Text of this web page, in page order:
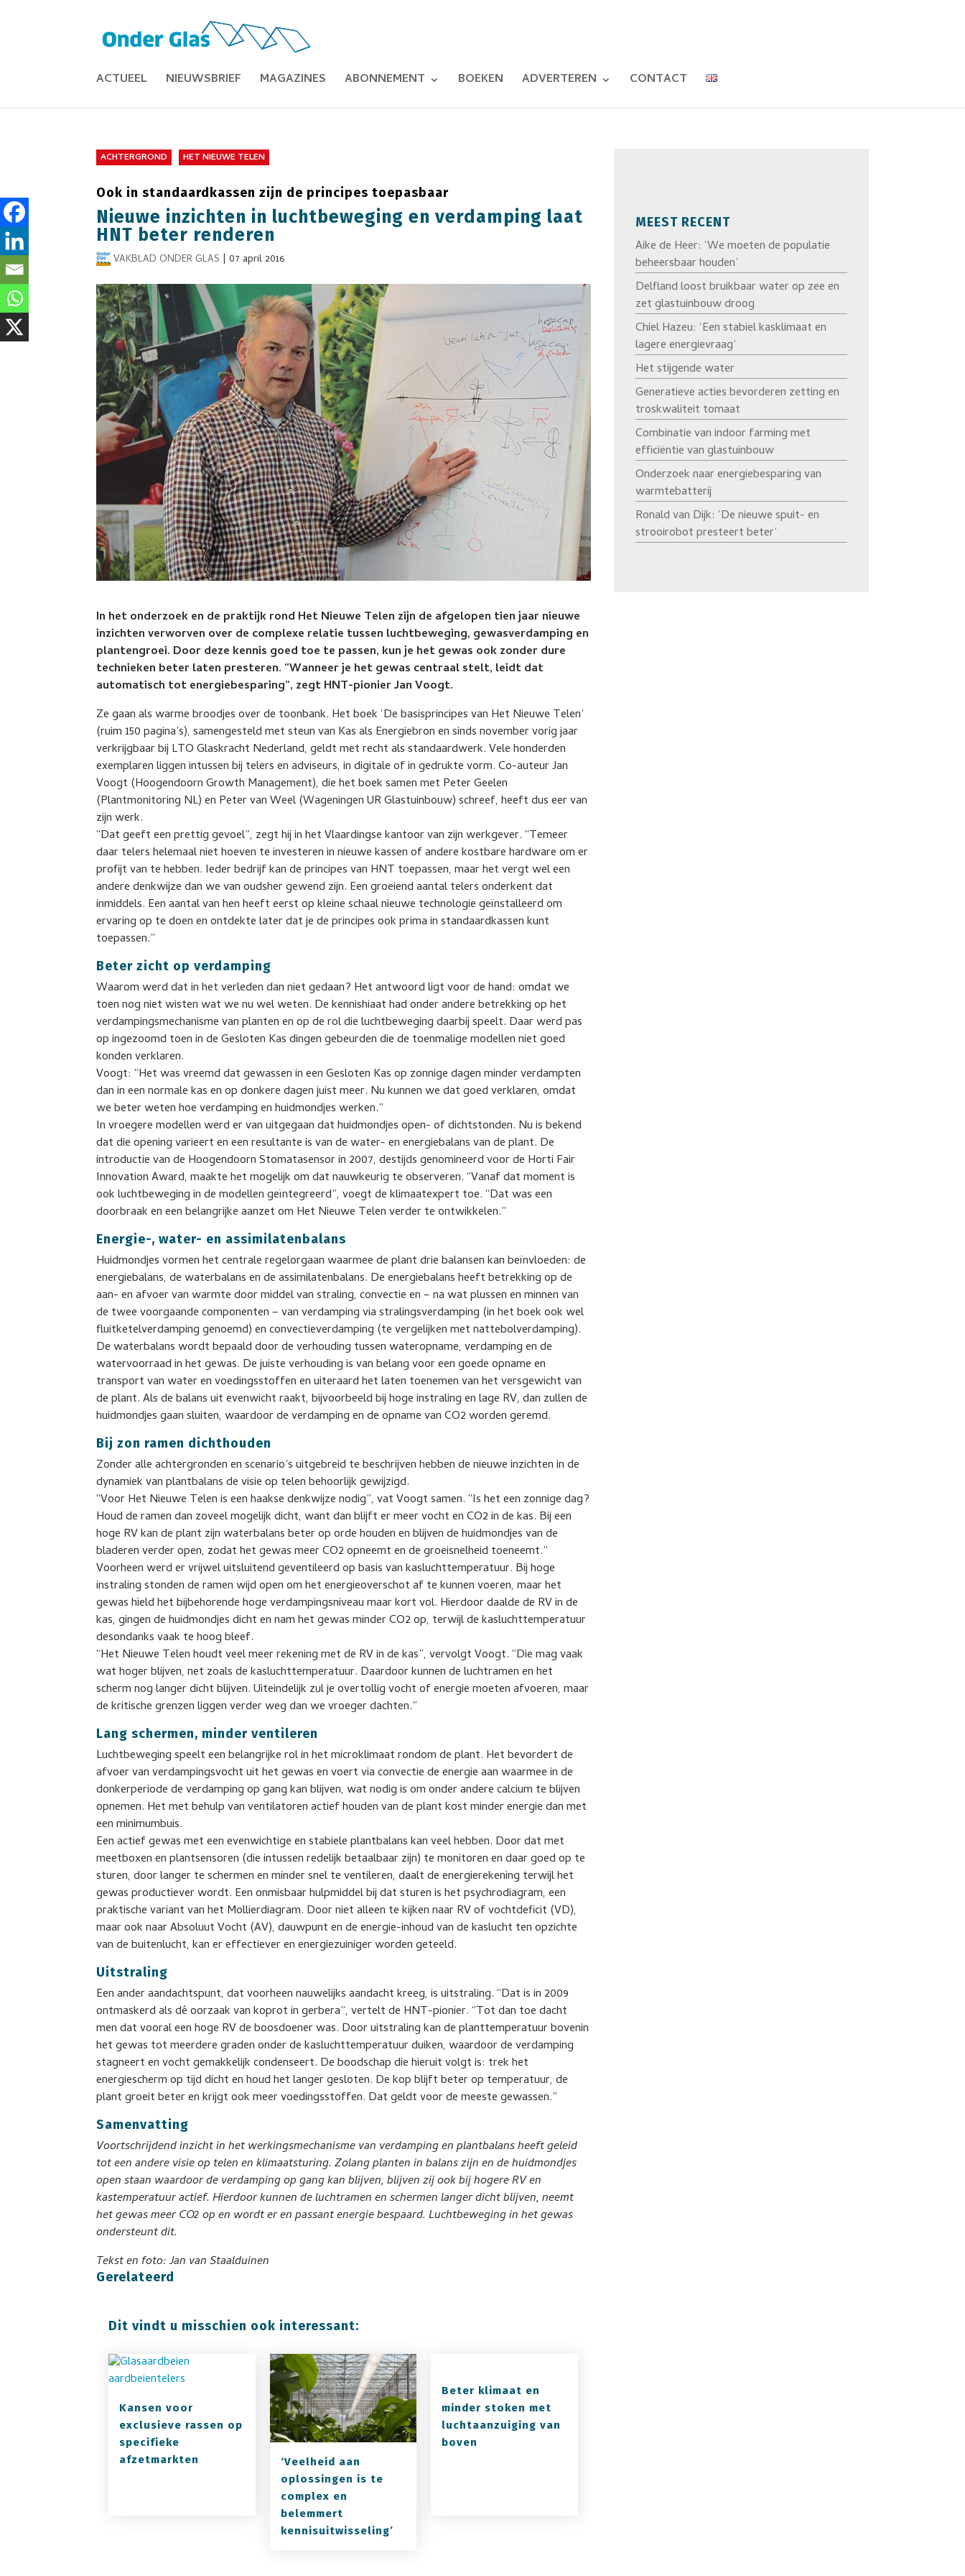
ACTUEEL NIEUWSBRIEF MAGAZINES ABONNEMENT BOEKEN ADVERTEREN CONTACT
ACHTERGROND HET NIEUWE TELEN
Ook in standaardkassen zijn de principes toepasbaar
Nieuwe inzichten in luchtbeweging en verdamping laat
HNT beter renderen
VAKBLAD ONDER GLAS |07 april 2016
In het onderzoek en de praktijk rond Het Nieuwe Telen zijn de afgelopen tien jaar nieuwe
inzichten verworven over de complexe relatie tussen luchtbeweging, gewasverdamping en
plantengroei. Door deze kennis goed toe te passen, kun je het gewas ook zonder dure
technieken beter laten presteren. “Wanneer je het gewas centraal stelt, leidt dat
automatisch tot energiebesparing”, zegt HNT-pionier Jan Voogt.
Ze gaan als warme broodjes over de toonbank. Het boek ‘De basisprincipes van Het Nieuwe Telen’
(ruim 150 pagina’s), samengesteld met steun van Kas als Energiebron en sinds november vorig jaar
verkrijgbaar bij LTO Glaskracht Nederland, geldt met recht als standaardwerk. Vele honderden
exemplaren liggen intussen bij telers en adviseurs, in digitale of in gedrukte vorm. Co-auteur Jan
Voogt (Hoogendoorn Growth Management), die het boek samen met Peter Geelen
(Plantmonitoring NL) en Peter van Weel (Wageningen UR Glastuinbouw) schreef, heeft dus eer van
zijn werk.
“Dat geeft een prettig gevoel”, zegt hij in het Vlaardingse kantoor van zijn werkgever. “Temeer
daar telers helemaal niet hoeven te investeren in nieuwe kassen of andere kostbare hardware om er
profijt van te hebben. Ieder bedrijf kan de principes van HNT toepassen, maar het vergt wel een
andere denkwijze dan we van oudsher gewend zijn. Een groeiend aantal telers onderkent dat
inmiddels. Een aantal van hen heeft eerst op kleine schaal nieuwe technologie geïnstalleerd om
ervaring op te doen en ontdekte later dat je de principes ook prima in standaardkassen kunt
toepassen.”
Beter zicht op verdamping
Waarom werd dat in het verleden dan niet gedaan? Het antwoord ligt voor de hand: omdat we
toen nog niet wisten wat we nu wel weten. De kennishiaat had onder andere betrekking op het
verdampingsmechanisme van planten en op de rol die luchtbeweging daarbij speelt. Daar werd pas
op ingezoomd toen in de Gesloten Kas dingen gebeurden die de toenmalige modellen niet goed
konden verklaren.
Voogt: “Het was vreemd dat gewassen in een Gesloten Kas op zonnige dagen minder verdampten
dan in een normale kas en op donkere dagen juist meer. Nu kunnen we dat goed verklaren, omdat
we beter weten hoe verdamping en huidmondjes werken.”
In vroegere modellen werd er van uitgegaan dat huidmondjes open- of dichtstonden. Nu is bekend
dat die opening varieert en een resultante is van de water- en energiebalans van de plant. De
introductie van de Hoogendoorn Stomatasensor in 2007, destijds genomineerd voor de Horti Fair
Innovation Award, maakte het mogelijk om dat nauwkeurig te observeren. “Vanaf dat moment is
ook luchtbeweging in de modellen geïntegreerd”, voegt de klimaatexpert toe. “Dat was een
doorbraak en een belangrijke aanzet om Het Nieuwe Telen verder te ontwikkelen.”
Energie-, water- en assimilatenbalans
Huidmondjes vormen het centrale regelorgaan waarmee de plant drie balansen kan beïnvloeden: de
energiebalans, de waterbalans en de assimilatenbalans. De energiebalans heeft betrekking op de
aan- en afvoer van warmte door middel van straling, convectie en – na wat plussen en minnen van
de twee voorgaande componenten – van verdamping via stralingsverdamping (in het boek ook wel
fluitketelverdamping genoemd) en convectieverdamping (te vergelijken met nattebolverdamping).
De waterbalans wordt bepaald door de verhouding tussen wateropname, verdamping en de
watervoorraad in het gewas. De juiste verhouding is van belang voor een goede opname en
transport van water en voedingsstoffen en uiteraard het laten toenemen van het versgewicht van
de plant. Als de balans uit evenwicht raakt, bijvoorbeeld bij hoge instraling en lage RV, dan zullen de
huidmondjes gaan sluiten, waardoor de verdamping en de opname van CO2 worden geremd.
Bij zon ramen dichthouden
Zonder alle achtergronden en scenario’s uitgebreid te beschrijven hebben de nieuwe inzichten in de
dynamiek van plantbalans de visie op telen behoorlijk gewijzigd.
“Voor Het Nieuwe Telen is een haakse denkwijze nodig”, vat Voogt samen. “Is het een zonnige dag?
Houd de ramen dan zoveel mogelijk dicht, want dan blijft er meer vocht en CO2 in de kas. Bij een
hoge RV kan de plant zijn waterbalans beter op orde houden en blijven de huidmondjes van de
bladeren verder open, zodat het gewas meer CO2 opneemt en de groeisnelheid toeneemt.”
Voorheen werd er vrijwel uitsluitend geventileerd op basis van kasluchttemperatuur. Bij hoge
instraling stonden de ramen wijd open om het energieoverschot af te kunnen voeren, maar het
gewas hield het bijbehorende hoge verdampingsniveau maar kort vol. Hierdoor daalde de RV in de
kas, gingen de huidmondjes dicht en nam het gewas minder CO2 op, terwijl de kasluchttemperatuur
desondanks vaak te hoog bleef.
“Het Nieuwe Telen houdt veel meer rekening met de RV in de kas”, vervolgt Voogt. “Die mag vaak
wat hoger blijven, net zoals de kasluchttemperatuur. Daardoor kunnen de luchtramen en het
scherm nog langer dicht blijven. Uiteindelijk zul je overtollig vocht of energie moeten afvoeren, maar
de kritische grenzen liggen verder weg dan we vroeger dachten.”
Lang schermen, minder ventileren
Luchtbeweging speelt een belangrijke rol in het microklimaat rondom de plant. Het bevordert de
afvoer van verdampingsvocht uit het gewas en voert via convectie de energie aan waarmee in de
donkerperiode de verdamping op gang kan blijven, wat nodig is om onder andere calcium te blijven
opnemen. Het met behulp van ventilatoren actief houden van de plant kost minder energie dan met
een minimumbuis.
Een actief gewas met een evenwichtige en stabiele plantbalans kan veel hebben. Door dat met
meetboxen en plantsensoren (die intussen redelijk betaalbaar zijn) te monitoren en daar goed op te
sturen, door langer te schermen en minder snel te ventileren, daalt de energierekening terwijl het
gewas productiever wordt. Een onmisbaar hulpmiddel bij dat sturen is het psychrodiagram, een
praktische variant van het Mollierdiagram. Door niet alleen te kijken naar RV of vochtdeficit (VD),
maar ook naar Absoluut Vocht (AV), dauwpunt en de energie-inhoud van de kaslucht ten opzichte
van de buitenlucht, kan er effectiever en energiezuiniger worden geteeld.
Uitstraling
Een ander aandachtspunt, dat voorheen nauwelijks aandacht kreeg, is uitstraling. “Dat is in 2009
ontmaskerd als dé oorzaak van koprot in gerbera”, vertelt de HNT-pionier. “Tot dan toe dacht
men dat vooral een hoge RV de boosdoener was. Door uitstraling kan de planttemperatuur bovenin
het gewas tot meerdere graden onder de kasluchttemperatuur duiken, waardoor de verdamping
stagneert en vocht gemakkelijk condenseert. De boodschap die hieruit volgt is: trek het
energiescherm op tijd dicht en houd het langer gesloten. De kop blijft beter op temperatuur, de
plant groeit beter en krijgt ook meer voedingsstoffen. Dat geldt voor de meeste gewassen.”
Samenvatting
Voortschrijdend inzicht in het werkingsmechanisme van verdamping en plantbalans heeft geleid
tot een andere visie op telen en klimaatsturing. Zolang planten in balans zijn en de huidmondjes
open staan waardoor de verdamping op gang kan blijven, blijven zij ook bij hogere RV en
kastemperatuur actief. Hierdoor kunnen de luchtramen en schermen langer dicht blijven, neemt
het gewas meer CO2 op en wordt er en passant energie bespaard. Luchtbeweging in het gewas
ondersteunt dit.
Tekst en foto: Jan van Staalduinen
Gerelateerd
Dit vindt u misschien ook interessant:
Kansen voor
exclusieve rassen op
specifieke
afzetmarkten
‘Veelheid aan
oplossingen is te
complex en
belemmert
kennisuitwisseling’
Beter klimaat en
minder stoken met
luchtaanzuiging van
boven
MEEST RECENT
Aike de Heer: ‘We moeten de populatie
beheersbaar houden’
Delfland loost bruikbaar water op zee en
zet glastuinbouw droog
Chiel Hazeu: ‘Een stabiel kasklimaat en
lagere energievraag’
Het stijgende water
Generatieve acties bevorderen zetting en
troskwaliteit tomaat
Combinatie van indoor farming met
efficiëntie van glastuinbouw
Onderzoek naar energiebesparing van
warmtebatterij
Ronald van Dijk: ‘De nieuwe spuit- en
strooirobot presteert beter’